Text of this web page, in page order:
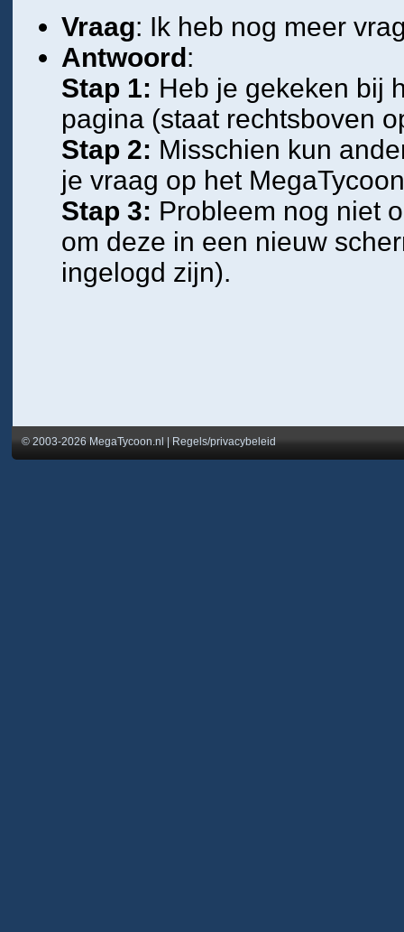
Vraag: Ik heb nog meer
Antwoord :
Stap 1: Heb je gekeken bij
pagina (staat rechtsboven
Stap 2: Misschien kun
je vraag op het
Stap 3: Probleem nog niet
om deze in een nieuw
ingelogd zijn).
© 2003-2026 MegaTycoon.nl | Regels/privacybeleid